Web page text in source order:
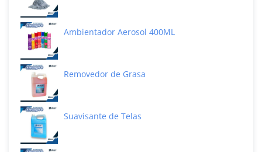
Ambientador Aerosol 400ML
Removedor de Grasa
Suavisante de Telas